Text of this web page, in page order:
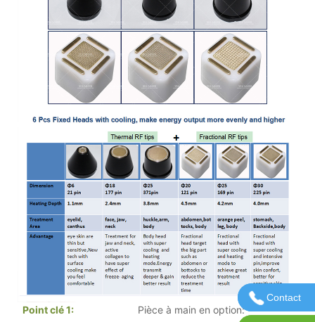
Point clé 1: Pièce à main en option:
Contact